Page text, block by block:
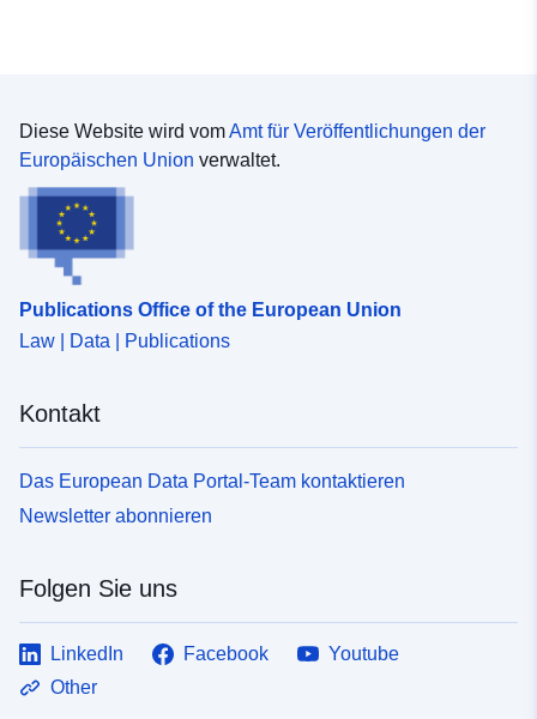
Diese Website wird vomAmt für Veröffentlichungen der
Europäischen Union verwaltet.
Publications Office of the European Union
Law | Data | Publications
Kontakt
Das European Data Portal-Team kontaktieren
Newsletter abonnieren
Folgen Sie uns
LinkedIn Facebook
Youtube
Other